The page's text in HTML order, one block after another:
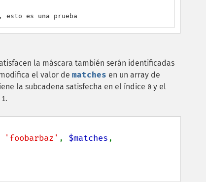
es una prueba
la máscara también serán identificadas
el valor de matches en un array de
la subcadena satisfecha en el índice 0 y el
1.
'foobarbaz' , $matches